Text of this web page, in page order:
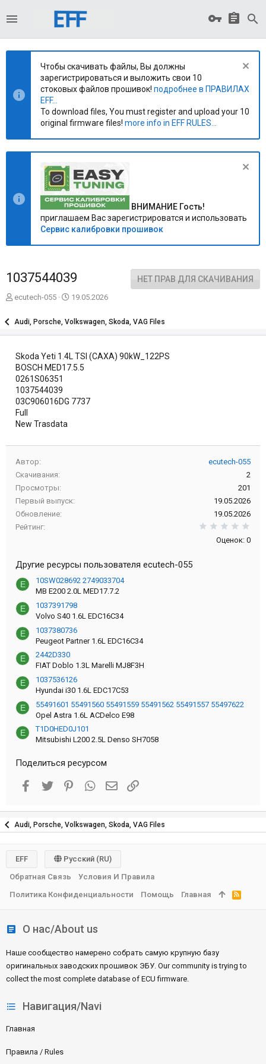
Чтобы скачивать файлы, Вы должны
зарегистрироваться и выложить свои 10
стоковых файлов прошивок! подробнее в ПРАВИЛАХ
EFF...
To download files, You must register and upload your 10
original firmware files! more info in EFF RULES...
ВНИМАНИЕ Гость!
приглашаем Вас зарегистрироватся и использовать
Сервис калибровки прошивок
1037544039 НЕТ ПРАВ ДЛЯ СКАЧИВАНИЯ
А
т
ecutech-055
Д
т
з
д
и
19.05.2026
Audi, Porsche, Volkswagen, Skoda, VAG Files
Skoda Yeti 1.4L TSI (CAXA) 90kW_122PS
BOSCH MED17.5.5
0261S06351
1037544039
03C906016DG 7737
Full
New Trasdata
Автор
ecutech-055
Скачивания
2
Просмотры
201
Первый выпуск
19.05.2026
Обновление
19.05.2026
Рейтинг
Оценок: 0
Другие ресурсы пользователя ecutech-055
E
10SW028692 2749033704
MB E200 2.0L MED17.7.2
E
1037391798
Volvo S40 1.6L EDC16C34
E
1037380736
Peugeot Partner 1.6L EDC16C34
E
2442D330
FIAT Doblo 1.3L Marelli MJ8F3H
E
1037536126
Hyundai i30 1.6L EDC17C53
E
55491601 55491560 55491559 55491562 55491557 55497622
Opel Astra 1.6L ACDelco E98
E
T1D0HED0J101
Mitsubishi L200 2.5L Denso SH7058
Поделиться ресурсом
Facebook
Twitter PinterestWhatsAppЭлектронная почта
Ссылка
Audi, Porsche, Volkswagen, Skoda, VAG Files
О нас/About us
Наше сообщество намерено собрать самую крупную базу
оригинальных заводских прошивок ЭБУ. Our community is trying to
collect the most complete database of ECU firmware.
Навигация/Navi
Главная
Правила / Rules
EFF
Русский (RU)
Обратная Связь
Условия И Правила
Политика Конфиденциальности
Помощь Главная
R